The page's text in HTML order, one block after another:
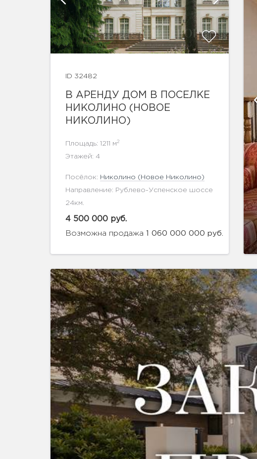
ID 32482
В АРЕНДУ ДОМ В ПОСЕЛКЕ
НИКОЛИНО (НОВОЕ
НИКОЛИНО)
Площадь: 1211 м2
Этажей: 4
Посёлок: Николино (Новое Николино)
Направление: Рублево-Успенское шоссе
24км.
4 500 000 руб.
Возможна продажа 1 060 000 000 руб.
показать ещё 9 фотографий